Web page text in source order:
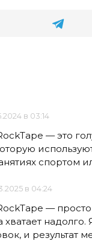
в 03:14
— это
спортом
в 04:24
— просто
хватает
и результат